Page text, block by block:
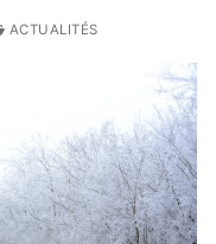
ACTUALITÉS